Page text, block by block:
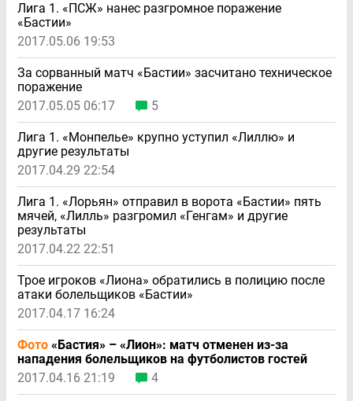
Лига 1. «ПСЖ» нанес разгромное поражение
«Бастии»
2017.05.06 19:53
За сорванный матч «Бастии» засчитано техническое
поражение
2017.05.05 06:17
5
Лига 1. «Монпелье» крупно уступил «Лиллю» и
другие результаты
2017.04.29 22:54
Лига 1. «Лорьян» отправил в ворота «Бастии» пять
мячей, «Лилль» разгромил «Генгам» и другие
результаты
2017.04.22 22:51
Трое игроков «Лиона» обратились в полицию после
атаки болельщиков «Бастии»
2017.04.17 16:24
Фото «Бастия» – «Лион»: матч отменен из-за
нападения болельщиков на футболистов гостей
2017.04.16 21:19
4